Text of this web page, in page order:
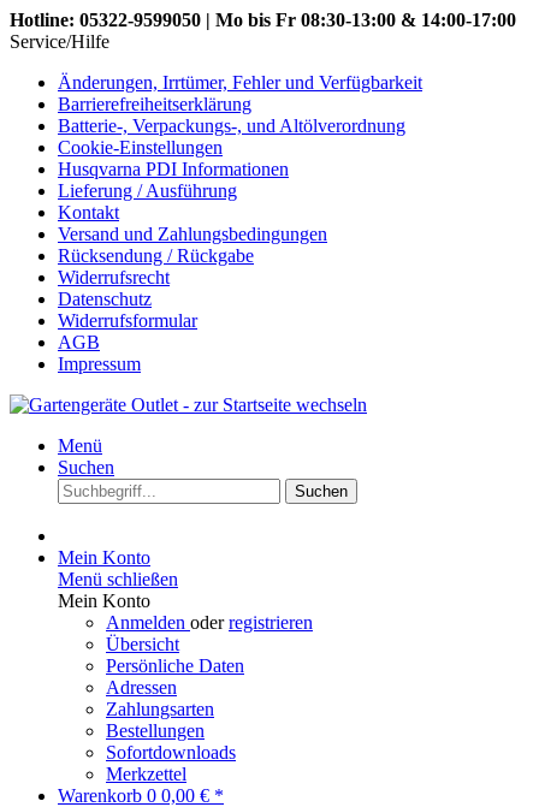
Hotline: 05322-9599050 | Mo bis Fr 08:30-13:00 & 14:00-17:00
Service/Hilfe
Änderungen, Irrtümer, Fehler und Verfügbarkeit
Barrierefreiheitserklärung
Batterie-, Verpackungs-, und Altölverordnung
Cookie-Einstellungen
Husqvarna PDI Informationen
Lieferung / Ausführung
Kontakt
Versand und Zahlungsbedingungen
Rücksendung / Rückgabe
Widerrufsrecht
Datenschutz
Widerrufsformular
AGB
Impressum
Menü
Suchen
Suchen
Mein Konto
Menü schließen
Mein Konto
Anmelden oderregistrieren
Übersicht
Persönliche Daten
Adressen
Zahlungsarten
Bestellungen
Sofortdownloads
Merkzettel
Warenkorb 0 0,00 € *